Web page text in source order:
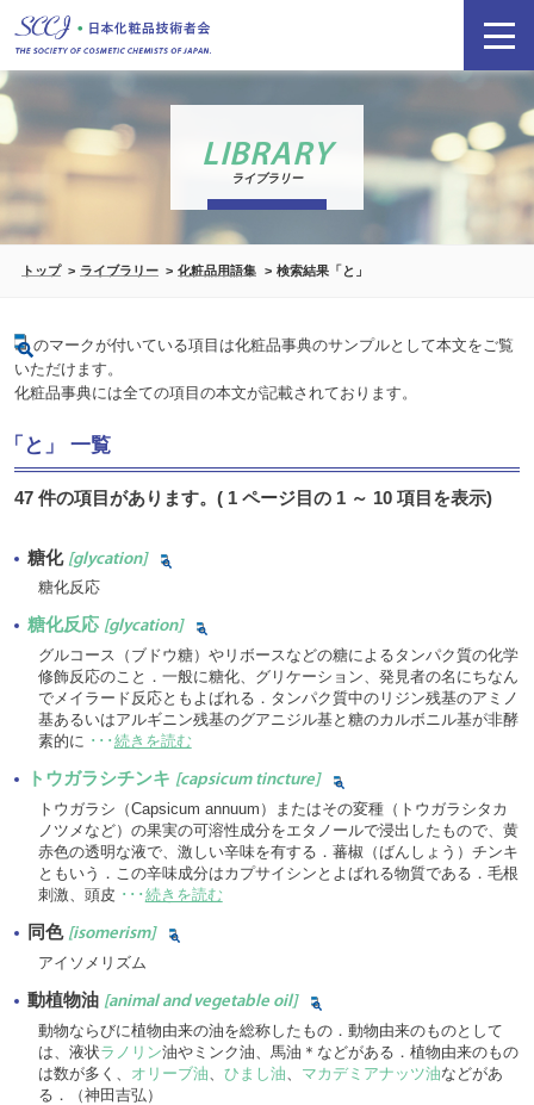
LIBRARY
ライブラリー
トップ ライブラリー 化粧品用語集 検索結果「と」
のマークが付いている項目は化粧品事典のサンプルとして本文をご覧
いただけます。
化粧品事典には全ての項目の本文が記載されております。
「と」 一覧
47 件の項目があります。( 1 ページ目の 1 ～ 10 項目を表示)
糖化 [glycation]
糖化反応
糖化反応 [glycation]
グルコース（ブドウ糖）やリボースなどの糖によるタンパク質の化学
修飾反応のこと．一般に糖化、グリケーション、発見者の名にちなん
でメイラード反応ともよばれる．タンパク質中のリジン残基のアミノ
基あるいはアルギニン残基のグアニジル基と糖のカルボニル基が非酵
素的に ･･･ 続きを読む
トウガラシチンキ [capsicum tincture]
トウガラシ（Capsicum annuum）またはその変種（トウガラシタカ
ノツメなど）の果実の可溶性成分をエタノールで浸出したもので、黄
赤色の透明な液で、激しい辛味を有する．蕃椒（ばんしょう）チンキ
ともいう．この辛味成分はカプサイシンとよばれる物質である．毛根
刺激、頭皮 ･･･ 続きを読む
同色 [isomerism]
アイソメリズム
動植物油 [animal and vegetable oil]
動物ならびに植物由来の油を総称したもの．動物由来のものとして
は、液状ラノリン油やミンク油、馬油＊などがある．植物由来のもの
は数が多く、 オリーブ油 ひまし油 マカデミアナッツ油などがあ
る．（神田吉弘）